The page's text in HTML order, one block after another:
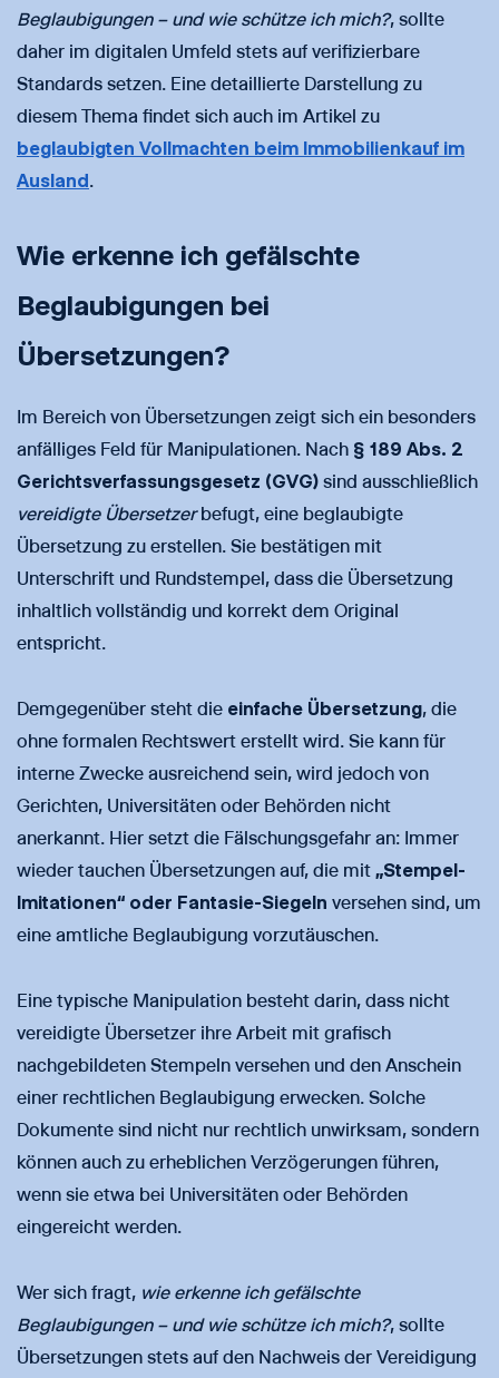
Beglaubigungen – und wie schütze ich mich?, sollte
daher im digitalen Umfeld stets auf verifizierbare
Standards setzen. Eine detaillierte Darstellung zu
diesem Thema findet sich auch im Artikel zu
beglaubigten Vollmachten beim Immobilienkauf im
Ausland .
Wie erkenne ich gefälschte
Beglaubigungen bei
Übersetzungen?
Im Bereich von Übersetzungen zeigt sich ein besonders
anfälliges Feld für Manipulationen. Nach § 189 Abs. 2
Gerichtsverfassungsgesetz (GVG) sind ausschließlich
vereidigte Übersetzerbefugt, eine beglaubigte
Übersetzung zu erstellen. Sie bestätigen mit
Unterschrift und Rundstempel, dass die Übersetzung
inhaltlich vollständig und korrekt dem Original
entspricht.
Demgegenüber steht die einfache Übersetzung, die
ohne formalen Rechtswert erstellt wird. Sie kann für
interne Zwecke ausreichend sein, wird jedoch von
Gerichten, Universitäten oder Behörden nicht
anerkannt. Hier setzt die Fälschungsgefahr an: Immer
wieder tauchen Übersetzungen auf, die mit „Stempel-
Imitationen“ oder Fantasie-Siegeln versehen sind, um
eine amtliche Beglaubigung vorzutäuschen.
Eine typische Manipulation besteht darin, dass nicht
vereidigte Übersetzer ihre Arbeit mit grafisch
nachgebildeten Stempeln versehen und den Anschein
einer rechtlichen Beglaubigung erwecken. Solche
Dokumente sind nicht nur rechtlich unwirksam, sondern
können auch zu erheblichen Verzögerungen führen,
wenn sie etwa bei Universitäten oder Behörden
eingereicht werden.
Wer sich fragt, wie erkenne ich gefälschte
Beglaubigungen – und wie schütze ich mich?, sollte
Übersetzungen stets auf den Nachweis der Vereidigung